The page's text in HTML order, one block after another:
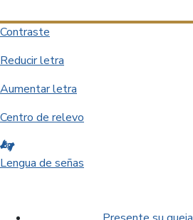
Contraste
Reducir letra
Aumentar letra
Centro de relevo
Lengua de señas